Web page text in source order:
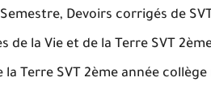
Devoirs corrigés de
la Vie et de la Terre SVT
Terre SVT 2ème année